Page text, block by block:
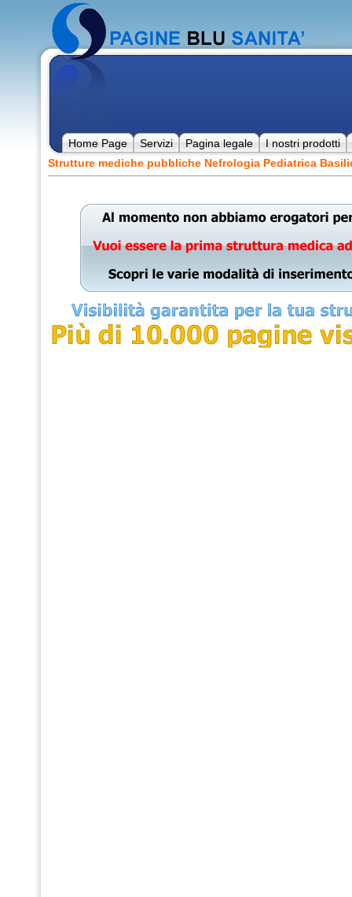
Home Page Servizi Pagina legale
I nostri prodotti
Strutture mediche pubbliche Nefrologia Pediatrica